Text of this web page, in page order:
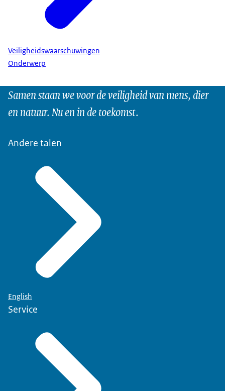
Veiligheidswaarschuwingen
Onderwerp
Samen staan we voor de veiligheid van mens, dier
en natuur. Nu en in de toekomst.
Andere talen
English
Service